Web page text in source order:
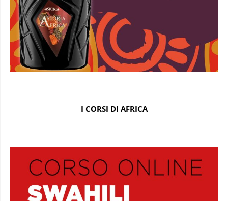
I CORSI DI AFRICA